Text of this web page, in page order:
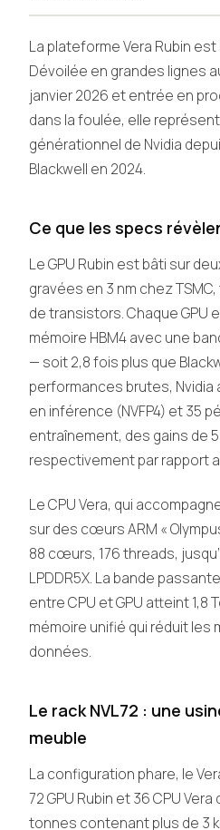
La plateforme Vera Rubin
Dévoilée en grandes lignes
janvier 2026 et entrée en
dans la foulée, elle
générationnel de Nvidia
Blackwell en 2024.
Ce que les specs
Le GPU Rubin est bâti sur
gravées en 3 nm chez
de transistors. Chaque GPU
mémoire HBM4 avec une
— soit 2,8 fois plus que
performances brutes,
en inférence (NVFP4) et 35
entraînement, des gains de
respectivement par rapport
Le CPU Vera, qui
sur des cœurs ARM «
88 cœurs, 176 threads,
LPDDR5X. La bande
entre CPU et GPU atteint
mémoire unifié qui réduit les
données.
Le rack NVL72 : une
meuble
La configuration phare, le
72 GPU Rubin et 36 CPU
tonnes contenant plus de 3